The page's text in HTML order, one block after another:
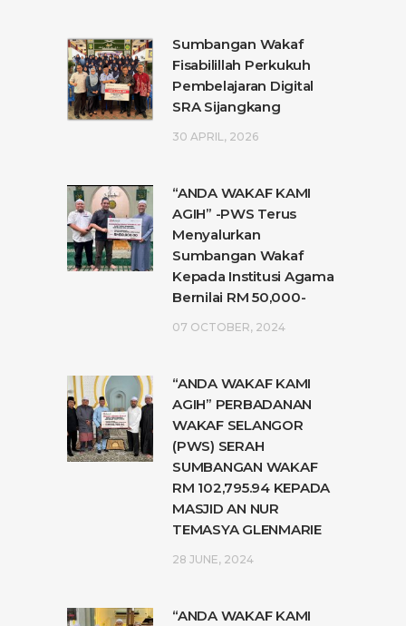
Sumbangan Wakaf
Fisabilillah Perkukuh
Pembelajaran Digital
SRA Sijangkang
30 APRIL, 2026
“ANDA WAKAF KAMI
AGIH” -PWS Terus
Menyalurkan
Sumbangan Wakaf
Kepada Institusi Agama
Bernilai RM 50,000-
07 OCTOBER, 2024
“ANDA WAKAF KAMI
AGIH” PERBADANAN
WAKAF SELANGOR
(PWS) SERAH
SUMBANGAN WAKAF
RM 102,795.94 KEPADA
MASJID AN NUR
TEMASYA GLENMARIE
28 JUNE, 2024
“ANDA WAKAF KAMI